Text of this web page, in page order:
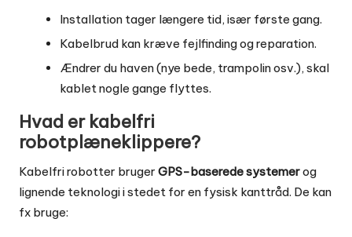
Installation tager længere tid, især første gang.
Kabelbrud kan kræve fejlfinding og reparation.
Ændrer du haven (nye bede, trampolin osv.), skal
kablet nogle gange flyttes.
Hvad er kabelfri
robotplæneklippere?
Kabelfri robotter bruger GPS-baserede systemerog
lignende teknologi i stedet for en fysisk kanttråd. De kan
fx bruge: